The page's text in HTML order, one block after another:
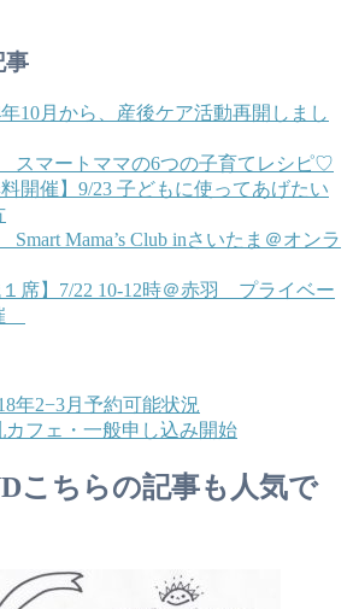
事
年10月から、産後ケア活動再開しまし
スマートママの6つの子育てレシピ♡
料開催】9/23 子どもに使ってあげたい
Smart Mama’s Club inさいたま＠オンラ
１席】7/22 10-12時＠赤羽 プライベー
年2−3月予約可能状況
カフェ・一般申し込み開始
こちらの記事も人気で